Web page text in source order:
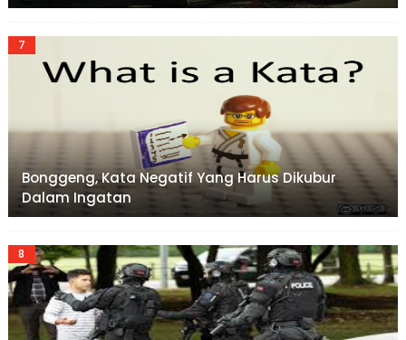
Bonggeng, Kata Negatif Yang Harus Dikubur
Dalam Ingatan